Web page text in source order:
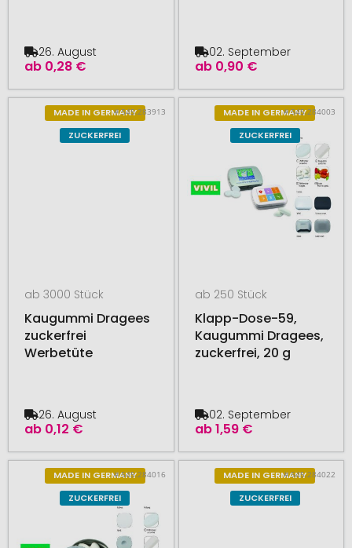
ab 0,28 €
26. August
ab 0,90 €
02. September
MADE IN GERMANY
ZUCKERFREI
# 545.283913
ab 3000 Stück
Kaugummi Dragees
zuckerfrei
Werbetüte
ab 0,12 €
26. August
MADE IN GERMANY
ZUCKERFREI
# 545.284003
ab 250 Stück
Klapp-Dose-59,
Kaugummi Dragees,
zuckerfrei, 20 g
ab1,59 €
02. September
MADE IN GERMANY
ZUCKERFREI
# 545.284016
MADE IN GERMANY
ZUCKERFREI
# 545.284022